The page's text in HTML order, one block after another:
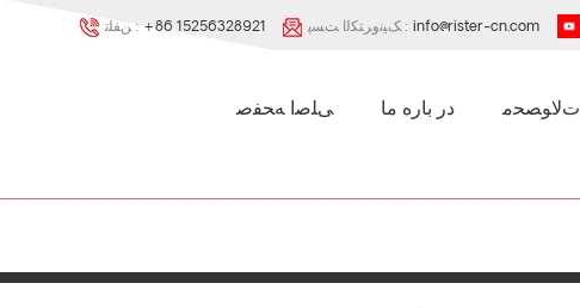
ﻦﻔﻠﺗ : +86 15256328921 ﮏﯿﻧﻭﺮﺘﮑﻟﺍ ﺖﺴﭘ : info@rister-cn.com
ﯽﻠﺻﺍ ﻪﺤﻔﺻ در باره ما ﺕﻻ ﻮﺼﺤﻣ